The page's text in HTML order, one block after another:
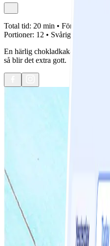
Total tid: 20 min • Förberedelse:
Portioner: 12 • Svårighetsgrad:
En härlig chokladkaka går alltid
så blir det extra gott.